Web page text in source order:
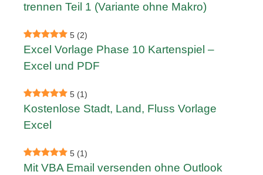
trennen Teil 1 (Variante ohne Makro)
5 (2)
Excel Vorlage Phase 10 Kartenspiel –
Excel und PDF
5 (1)
Kostenlose Stadt, Land, Fluss Vorlage
Excel
5 (1)
Mit VBA Email versenden ohne Outlook